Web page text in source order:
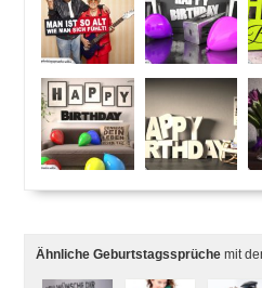
Ähnliche Geburtstagssprüche mit